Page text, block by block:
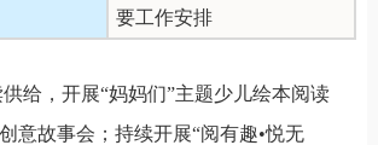
要工作安排
给， 开展“妈妈们”主题少儿绘本阅读
意故事会；持续开展“阅有趣•悦无